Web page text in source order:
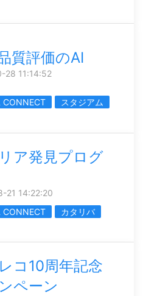
質評価のAI
28 11:14:52
CONNECT
スタジアム
ア発見プログ
21 14:22:20
CONNECT
カタリバ
コ10周年記念
ペーン